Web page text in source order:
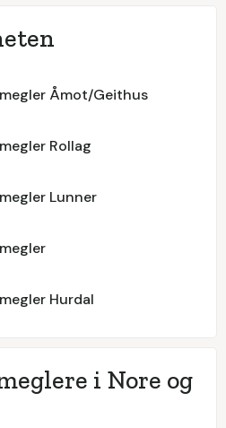
Åmot/Geithus
Rollag
Lunner
Hurdal
i Nore og